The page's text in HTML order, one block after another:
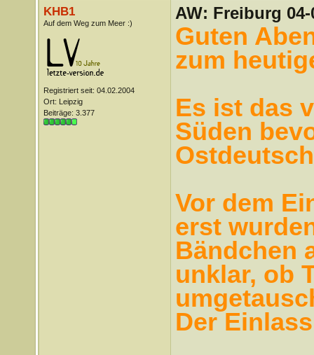
KHB1
Auf dem Weg zum Meer :)
Registriert seit: 04.02.2004
Ort: Leipzig
Beiträge: 3.377
AW: Freiburg
Guten
zum
Es ist das
Süden
Vor dem
erst
Bändchen
unklar, ob
Der